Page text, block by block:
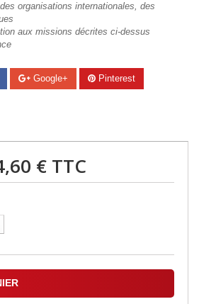
organisations internationales, des
aux missions décrites ci-dessus
Google+ Pinterest
€ TTC